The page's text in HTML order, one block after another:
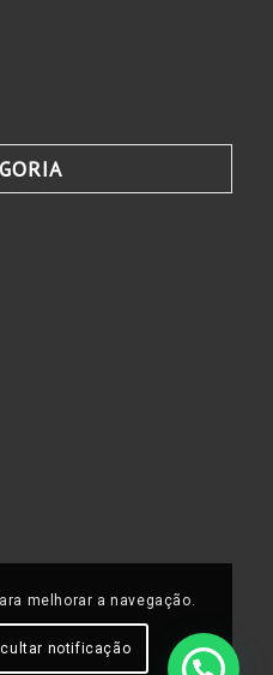
melhorar a navegação.
notificação